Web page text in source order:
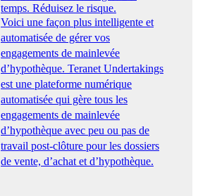
temps. Réduisez le risque.
Voici une façon plus intelligente et
automatisée de gérer vos
engagements de mainlevée
d’hypothèque. Teranet Undertakings
est une plateforme numérique
automatisée qui gère tous les
engagements de mainlevée
d’hypothèque avec peu ou pas de
travail post-clôture pour les dossiers
de vente, d’achat et d’hypothèque.